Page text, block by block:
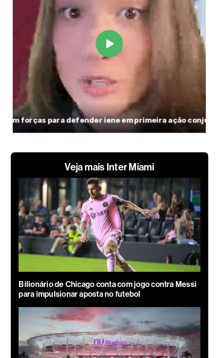
Veja mais Inter Miami
Bilionário de Chicago conta com jogo contra Messi
para impulsionar aposta no futebol